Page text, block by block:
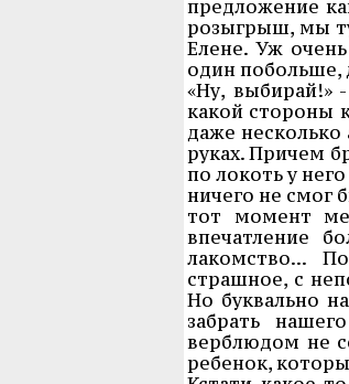
предложение
розыгрыш, мы
Елене. Уж
один побольше,
«Ну, выбирай!»
какой стороны
даже
руках. Причем
по локоть у
ничего не смог
тот момент
впечатление
лакомство...
страшное, с
Но буквально
забрать
верблюдом не
ребенок,